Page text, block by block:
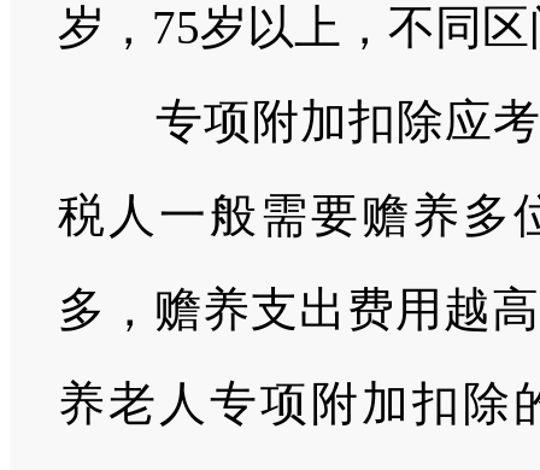
岁，75岁以上，不同
专项附加扣除应考
税人一般需要赡养多
多，赡养支出费用越
养老人专项附加扣除